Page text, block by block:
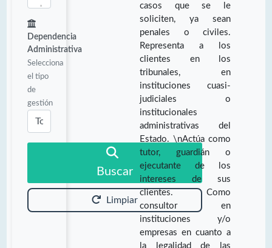
Dependencia
Administrativa
Selecciona
el tipo
de
gestión
Buscar
Limpiar
casos que se le
soliciten, ya sean
penales o civiles.
Representa a los
clientes en los
tribunales, en
instituciones cuasi-
judiciales o
institucionales
administrativas del
Estado. \nActúa como
tutor, guardián o
ejecutante de los
intereses de sus
clientes. Como
consultor en
instituciones y/o
empresas en cuanto a
la legalidad de las